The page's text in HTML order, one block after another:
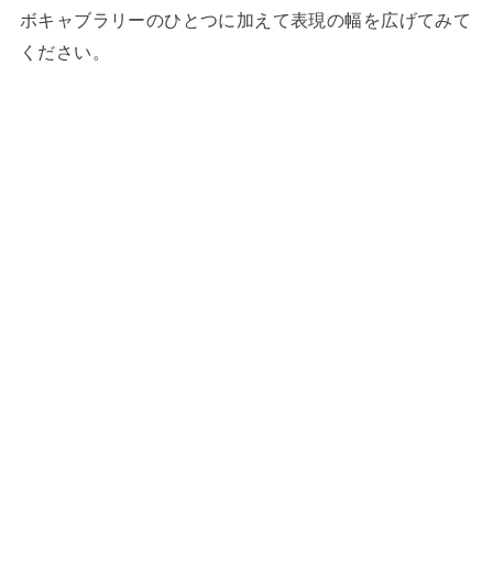
ボキャブラリーのひとつに加えて表現の幅を広げてみて
ください。